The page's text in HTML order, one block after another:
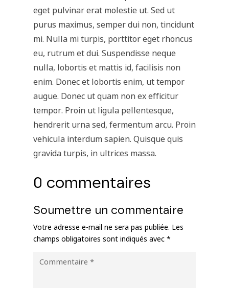
eget pulvinar erat molestie ut. Sed ut
purus maximus, semper dui non, tincidunt
mi. Nulla mi turpis, porttitor eget rhoncus
eu, rutrum et dui. Suspendisse neque
nulla, lobortis et mattis id, facilisis non
enim. Donec et lobortis enim, ut tempor
augue. Donec ut quam non ex efficitur
tempor. Proin ut ligula pellentesque,
hendrerit urna sed, fermentum arcu. Proin
vehicula interdum sapien. Quisque quis
gravida turpis, in ultrices massa.
0 commentaires
Soumettre un commentaire
Votre adresse e-mail ne sera pas publiée. Les
champs obligatoires sont indiqués avec *